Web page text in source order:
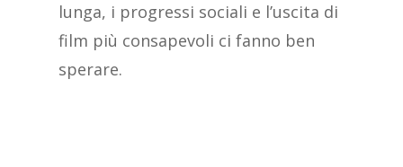
lunga, i progressi sociali e l’uscita di
film più consapevoli ci fanno ben
sperare.